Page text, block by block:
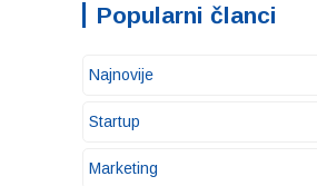
Popularni članci
Najnovije
Startup
Marketing